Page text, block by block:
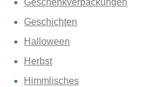
Geschenkverpackungen
Geschichten
Halloween
Herbst
Himmlisches